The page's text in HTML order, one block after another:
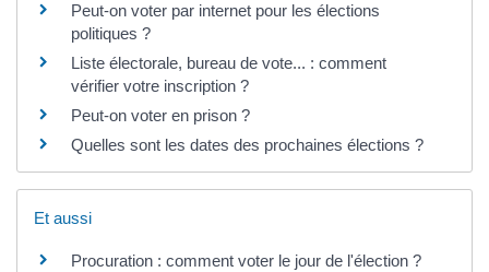
Peut-on voter par internet pour les élections
politiques ?
Liste électorale, bureau de vote... : comment
vérifier votre inscription ?
Peut-on voter en prison ?
Quelles sont les dates des prochaines élections ?
Et aussi
Procuration : comment voter le jour de l'élection ?